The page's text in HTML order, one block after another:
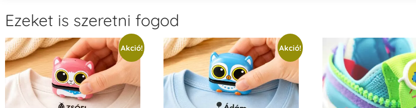
Ezeket is szeretni fogod
Akció! Akció!